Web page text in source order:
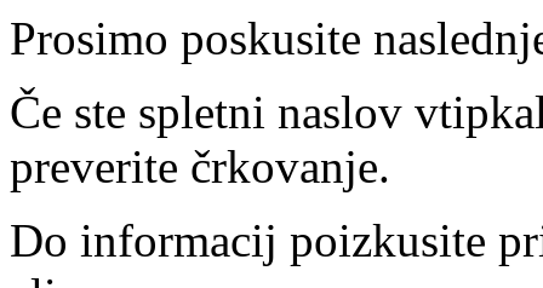
Prosimo poskusite
Če ste spletni naslov
preverite črkovanje.
Do informacij poizkusite